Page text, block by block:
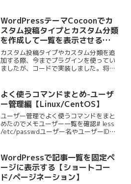
す。以下のサイトから最新のLTSを...
WordPressテーマCocoonでカ
スタム投稿タイプとカスタム分類
を作成して一覧を表示させる
【WordPress/PHP】
カスタム投稿タイプやカスタム分類を追
加する際、今までプラグインを使ってい
ましたが、コードで実装しました。将来
料で使えるCocoonというテーマです。テ
ーマの機能も使用し...
よく使うコマンドまとめ-ユーザ
ー管理編【Linux/CentOS】
ユーザー管理でよく使うコマンドをまと
めたのでメモユーザー一覧を確認# less
/etc/passwdユーザー名やユーザーID、
lessコマンドでファイルの中...
WordPressで記事一覧を固定ペ
ージに表示する【ショートコー
ド/ページネーション】